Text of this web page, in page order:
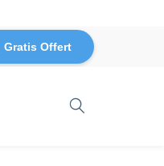
Gratis Offert